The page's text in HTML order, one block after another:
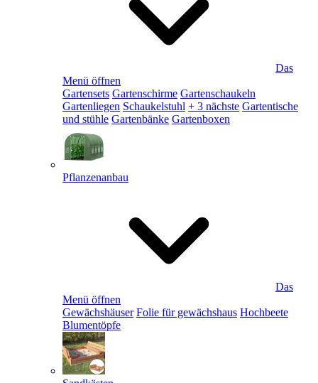
Das
Menü öffnen
Gartensets Gartenschirme Gartenschaukeln
Gartenliegen Schaukelstuhl + 3 nächste Gartentische
und stühle Gartenbänke Gartenboxen
Pflanzenanbau
Das
Menü öffnen
Gewächshäuser Folie für gewächshaus Hochbeete
Blumentöpfe